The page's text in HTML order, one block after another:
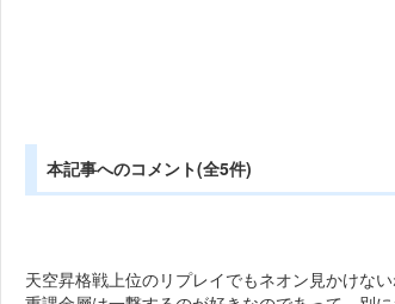
本記事へのコメント(全5件)
天空昇格戦上位のリプレイでもネオン見かけない